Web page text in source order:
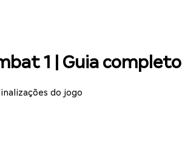
1 | Guia completo
do jogo